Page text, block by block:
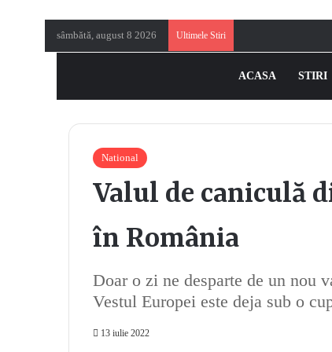
sâmbătă, august 8 2026 Ultimele Stiri
ACASA STIRI
National
Valul de caniculă
în România
Doar o zi ne desparte de un nou
Vestul Europei este deja sub o
13 iulie 2022